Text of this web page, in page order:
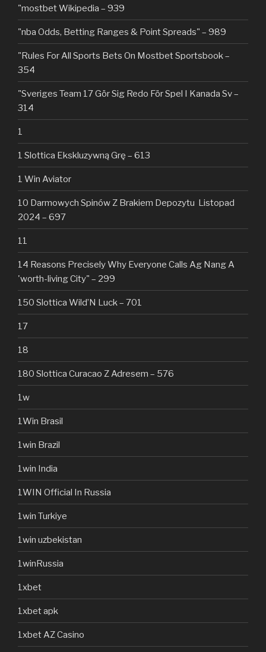
"mostbet Wikipedia – 939
"nba Odds, Betting Ranges & Point Spreads" – 989
"Rules For All Sports Bets On Mostbet Sportsbook –
354
"Sveriges Team 17 Gör Sig Redo För Spel I Kanada Sv –
314
1
1 Slottica Ekskluzywną Grę – 613
1 Win Aviator
10 Darmowych Spinów Z Brakiem Depozytu ️ Listopad
2024 – 697
11
14 Reasons Precisely Why Everyone Calls Ag Nang A
'worth-living City" – 299
150 Slottica Wild’N Luck – 701
17
18
180 Slottica Curacao Z Adresem – 576
1w
1Win Brasil
1win Brazil
1win India
1WIN Official In Russia
1win Turkiye
1win uzbekistan
1winRussia
1xbet
1xbet apk
1xbet AZ Casino